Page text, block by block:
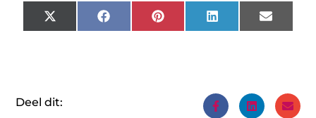
X
(Twitter)
FacebookPinterestLinkedInEmail
Deel dit: